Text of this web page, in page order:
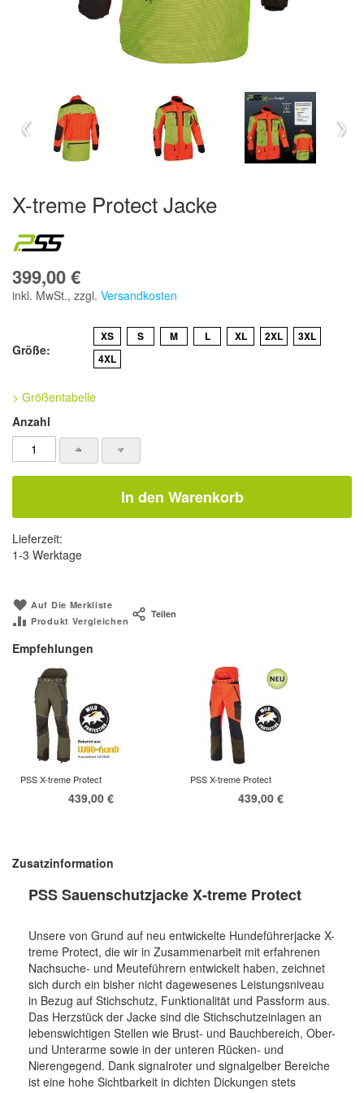
X-treme Protect Jacke
399,00 €
inkl. MwSt., zzgl. Versandkosten
Größe
XS S M L XL 2XL
3XL
4XL
> Größentabelle
Anzahl
In den Warenkorb
Lieferzeit:
1-3 Werktage
Auf Die Merkliste
Produkt Vergleichen
Teilen
Empfehlungen
PSS X-treme Protect
439,00 €
PSS X-treme Protect
439,00 €
Zusatzinformation
PSS Sauenschutzjacke X-treme Protect
Unsere von Grund auf neu entwickelte Hundeführerjacke X-
treme Protect, die wir in Zusammenarbeit mit erfahrenen
Nachsuche- und Meuteführern entwickelt haben, zeichnet
sich durch ein bisher nicht dagewesenes Leistungsniveau
in Bezug auf Stichschutz, Funktionalität und Passform aus.
Das Herzstück der Jacke sind die Stichschutzeinlagen an
lebenswichtigen Stellen wie Brust- und Bauchbereich, Ober-
und Unterarme sowie in der unteren Rücken- und
Nierengegend. Dank signalroter und signalgelber Bereiche
ist eine hohe Sichtbarkeit in dichten Dickungen stets